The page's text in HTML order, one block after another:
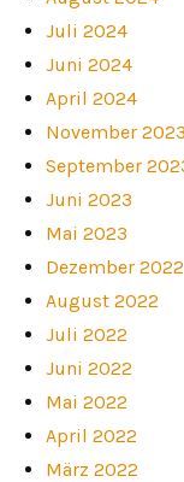
Juli 2024
Juni 2024
April 2024
November 2023
September
Juni 2023
Mai 2023
Dezember 2022
August 2022
Juli 2022
Juni 2022
Mai 2022
April 2022
März 2022